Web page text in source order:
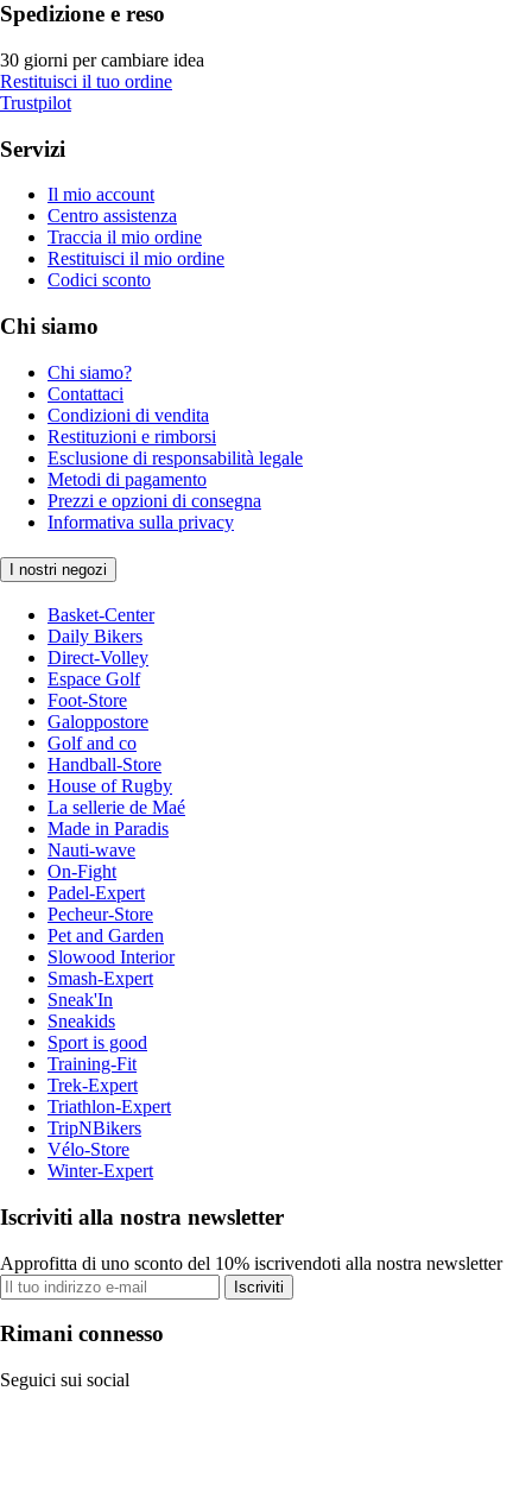
Spedizione e reso
30 giorni per cambiare idea
Restituisci il tuo ordine
Trustpilot
Servizi
Il mio account
Centro assistenza
Traccia il mio ordine
Restituisci il mio ordine
Codici sconto
Chi siamo
Chi siamo?
Contattaci
Condizioni di vendita
Restituzioni e rimborsi
Esclusione di responsabilità legale
Metodi di pagamento
Prezzi e opzioni di consegna
Informativa sulla privacy
I nostri negozi
Basket-Center
Daily Bikers
Direct-Volley
Espace Golf
Foot-Store
Galoppostore
Golf and co
Handball-Store
House of Rugby
La sellerie de Maé
Made in Paradis
Nauti-wave
On-Fight
Padel-Expert
Pecheur-Store
Pet and Garden
Slowood Interior
Smash-Expert
Sneak'In
Sneakids
Sport is good
Training-Fit
Trek-Expert
Triathlon-Expert
TripNBikers
Vélo-Store
Winter-Expert
Iscriviti alla nostra newsletter
Approfitta di uno sconto del 10% iscrivendoti alla nostra newsletter
Iscriviti
Rimani connesso
Seguici sui social